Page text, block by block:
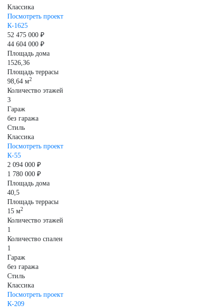
Классика
Посмотреть проект
К-1625
52 475 000 ₽
44 604 000 ₽
Площадь дома
1526,36
Площадь террасы
98,64 м2
Количество этажей
3
Гараж
без гаража
Стиль
Классика
Посмотреть проект
К-55
2 094 000 ₽
1 780 000 ₽
Площадь дома
40,5
Площадь террасы
15 м2
Количество этажей
1
Количество спален
1
Гараж
без гаража
Стиль
Классика
Посмотреть проект
К-209